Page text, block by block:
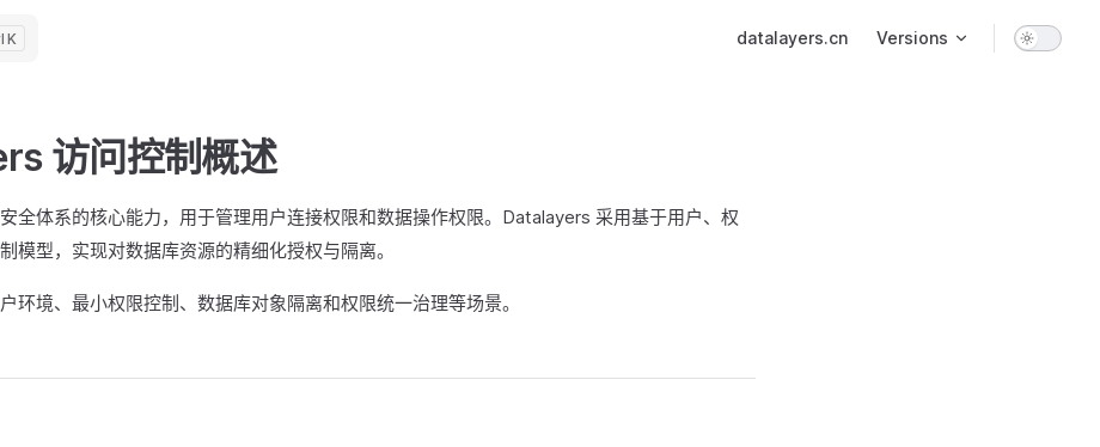
K datalayers.cn Versions
访问控制概述
全体系的核心能力，用于管理用户连接权限和数据操作权限。Datalayers 采用基于用户、权
模型，实现对数据库资源的精细化授权与隔离。
环境、最小权限控制、数据库对象隔离和权限统一治理等场景。